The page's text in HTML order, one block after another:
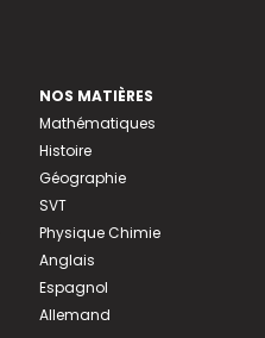
NOS MATIÈRES
Mathématiques
Histoire
Géographie
SVT
Physique Chimie
Anglais
Espagnol
Allemand